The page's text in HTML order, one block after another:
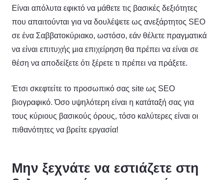
Είναι απόλυτα εφικτό να μάθετε τις βασικές δεξιότητες
που απαιτούνται για να δουλέψετε ως ανεξάρτητος SEO
σε ένα Σαββατοκύριακο, ωστόσο, εάν θέλετε πραγματικά
να είναι επιτυχής μια επιχείρηση θα πρέπει να είναι σε
θέση να αποδείξετε ότι ξέρετε τι πρέπει να πράξετε.
Έτσι σκεφτείτε το προσωπικό σας site ως SEO
βιογραφικό. Όσο υψηλότερη είναι η κατάταξή σας για
τους κύριους βασικούς όρους, τόσο καλύτερες είναι οι
πιθανότητες να βρείτε εργασία!
Μην ξεχνάτε να εστιάζετε στη